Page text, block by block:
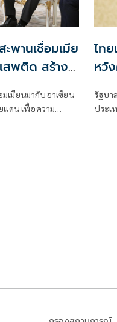
พานเชื่อมเมีย
สพติด สร้าง
เมียนมากับอาเซียน
แดน เพื่อความ
ไท
หวั
รัฐบา
ประเ